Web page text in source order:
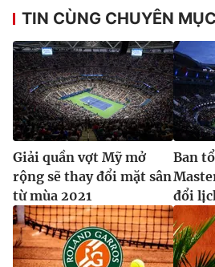
TIN CÙNG CHUYÊN MỤC
Giải quần vợt Mỹ mở
rộng sẽ thay đổi mặt sân
từ mùa 2021
Ban
đổi